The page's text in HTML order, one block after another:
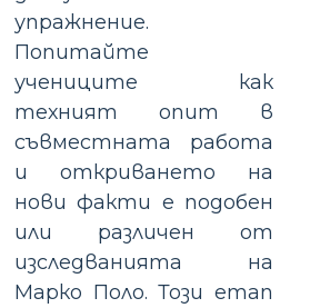
упражнение.
Попитайте
учениците как
техният опит в
съвместната работа
и откриването на
нови факти е подобен
или различен от
изследванията на
Марко Поло. Този етап